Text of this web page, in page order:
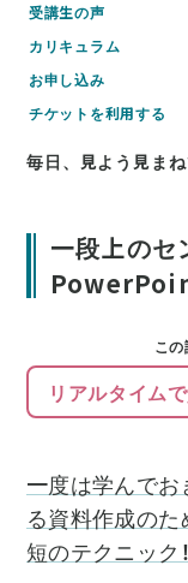
毎日、見よう見ま
一段上のセ
こ
一度は学んでお
る資料作成の
短のテクニック！
受講生の声
カリキュラム
お申し込み
チケットを利用する